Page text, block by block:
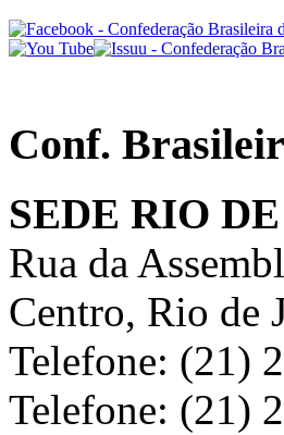
Conf.
SEDE RIO
Rua da
Centro, Rio de
Telefone: (21)
Telefone: (21)